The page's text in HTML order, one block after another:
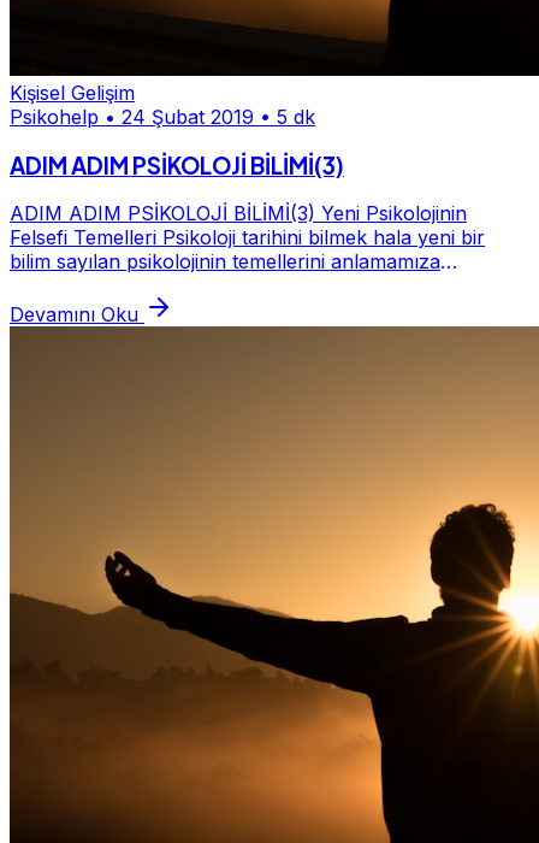
Kişisel Gelişim
Psikohelp • 24 Şubat 2019 • 5 dk
ADIM ADIM PSİKOLOJİ BİLİMİ(3)
ADIM ADIM PSİKOLOJİ BİLİMİ(3) Yeni Psikolojinin
Felsefi Temelleri Psikoloji tarihini bilmek hala yeni bir
bilim sayılan psikolojinin temellerini anlamamıza
Devamını Oku